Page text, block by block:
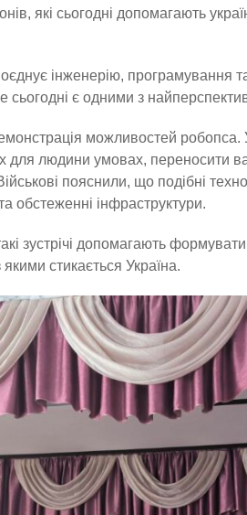
які сьогодні допомагають
інженерію, програмування
сьогодні є одними з
можливостей робопса.
для людини умовах, переносити
пояснили, що подібні
обстеженні інфраструктури.
зустрічі допомагають
стикається Україна.